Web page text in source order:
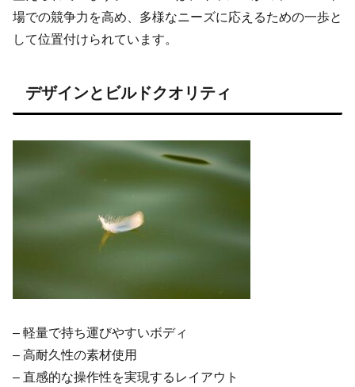
場での競争力を高め、多様なニーズに応えるための一歩と
して位置付けられています。
デザインとビルドクオリティ
– 軽量で持ち運びやすいボディ
– 高耐久性の素材使用
– 直感的な操作性を実現するレイアウト